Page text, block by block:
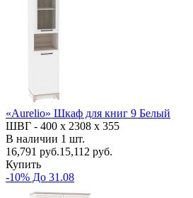
«Aurelio» Шкаф для книг 9 Белый
ШВГ - 400 х 2308 х 355
В наличии 1 шт.
16,791 руб.15,112 руб.
Купить
-10% До 31.08